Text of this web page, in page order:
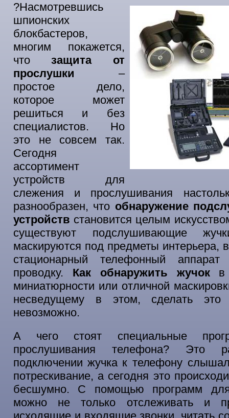
?Насмотревшись
шпионских
блокбастеров,
многим покажется,
чтозащита от
прослушки –
простое дело,
которое может
решиться и без
специалистов. Но
это не совсем так.
Сегодня
ассортимент
устройств для
слежения и прослушивания
разнообразен, что обнаружение
устройств становится целым
существуют подслушивающие
маскируются под предметы интерьера,
стационарный телефонный
проводку. Как обнаружить жучокв
миниатюрности или отличной
несведущему в этом, сделать это
невозможно.
А чего стоят специальные
прослушивания телефона? Это
подключении жучка к телефону
потрескивание, а сегодня это
бесшумно. С помощью программ
можно не только отслеживать и